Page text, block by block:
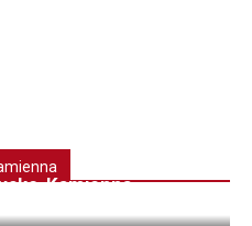
Kamienna